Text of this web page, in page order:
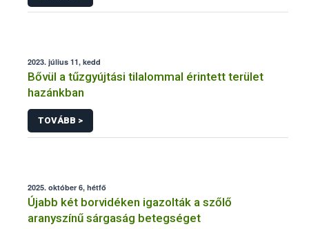
2023. július 11, kedd
Bővül a tűzgyújtási tilalommal érintett terület
hazánkban
TOVÁBB >
2025. október 6, hétfő
Újabb két borvidéken igazolták a szőlő
aranyszínű sárgaság betegséget